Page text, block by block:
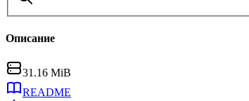
Описание
31.16 MiB
README